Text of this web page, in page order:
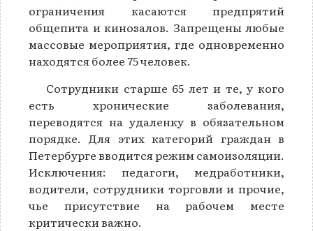
ограничения касаются предпрятий
общепита и кинозалов. Запрещены любые
массовые мероприятия, где одновременно
находятся более 75 человек.
Сотрудники старше 65 лет и те, у кого
есть хронические заболевания,
переводятся на удаленку в обязательном
порядке. Для этих категорий граждан в
Петербурге вводится режим самоизоляции.
Исключения: педагоги, медработники,
водители, сотрудники торговли и прочие,
чье присутствие на рабочем месте
критически важно.